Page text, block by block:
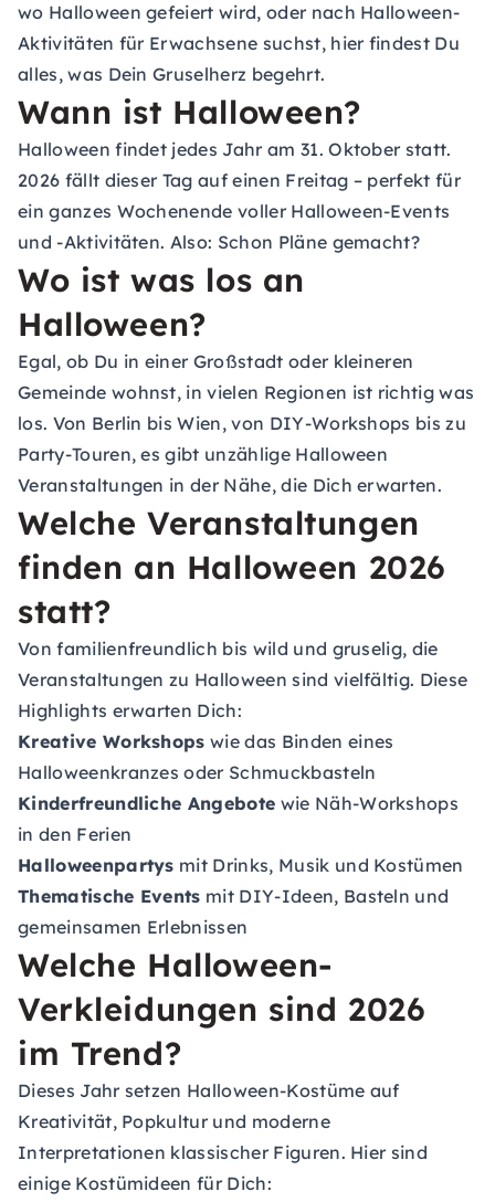
wo Halloween gefeiert wird, oder nach Halloween-
Aktivitäten für Erwachsene suchst, hier findest Du
alles, was Dein Gruselherz begehrt.
Wann ist Halloween?
Halloween findet jedes Jahr am 31. Oktober statt.
2026 fällt dieser Tag auf einen Freitag – perfekt für
ein ganzes Wochenende voller Halloween-Events
und -Aktivitäten. Also: Schon Pläne gemacht?
Wo ist was los an
Halloween?
Egal, ob Du in einer Großstadt oder kleineren
Gemeinde wohnst, in vielen Regionen ist richtig was
los. Von Berlin bis Wien, von DIY-Workshops bis zu
Party-Touren, es gibt unzählige Halloween
Veranstaltungen in der Nähe, die Dich erwarten.
Welche Veranstaltungen
finden an Halloween 2026
statt?
Von familienfreundlich bis wild und gruselig, die
Veranstaltungen zu Halloween sind vielfältig. Diese
Highlights erwarten Dich:
Kreative Workshops wie das Binden eines
Halloweenkranzes oder Schmuckbasteln
Kinderfreundliche Angebote wie Näh-Workshops
in den Ferien
Halloweenpartys mit Drinks, Musik und Kostümen
Thematische Events mit DIY-Ideen, Basteln und
gemeinsamen Erlebnissen
Welche Halloween-
Verkleidungen sind 2026
im Trend?
Dieses Jahr setzen Halloween-Kostüme auf
Kreativität, Popkultur und moderne
Interpretationen klassischer Figuren. Hier sind
einige Kostümideen für Dich: